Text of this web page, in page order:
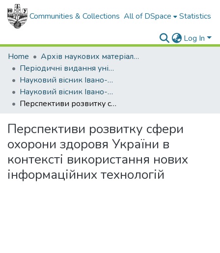
Communities & Collections All of DSpace Statistics
Log In
Home
Архів наукових матеріалів
Періодичні видання університету
Науковий вісник Івано-Франківського національного технічного університету нафти і газу. Серія: Економіка та управління в нафтовій і газовій промисловості
Науковий вісник Івано-Франківського національного технічного університету нафти і газу. Серія Економіка та управління в нафтовій і газовій промисловості - 2021 - № 1(23)
Перспективи розвитку сфери охорони здоровя України в контексті використання нових інформаційних технологій
Перспективи розвитку сфери
охорони здоровя України в
контексті використання нових
інформаційних технологій